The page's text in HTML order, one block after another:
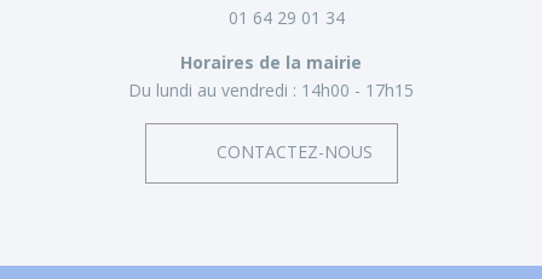
01 64 29 01 34
Horaires de la mairie
Du lundi au vendredi : 14h00 - 17h15
CONTACTEZ-NOUS